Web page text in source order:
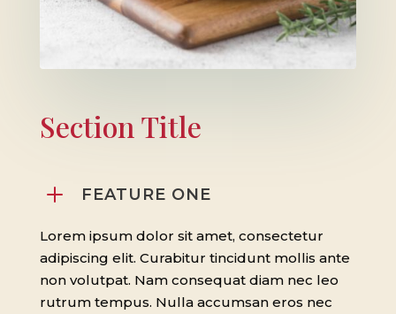
Section Title
L FEATURE ONE
Lorem ipsum dolor sit amet, consectetur
adipiscing elit. Curabitur tincidunt mollis ante
non volutpat. Nam consequat diam nec leo
rutrum tempus. Nulla accumsan eros nec